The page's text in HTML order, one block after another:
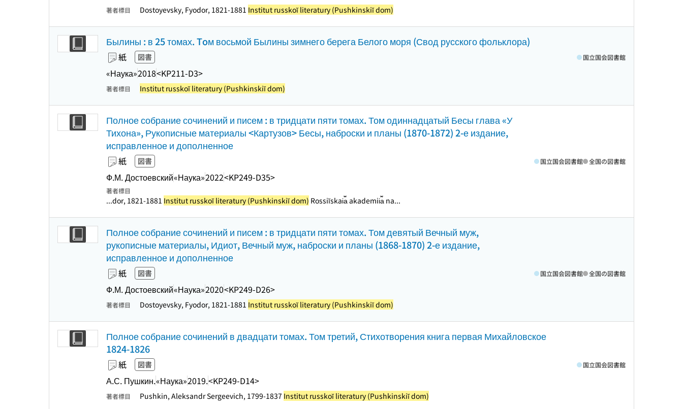
著者標目 Dostoyevsky, Fyodor, 1821-1881 Institut russkoĭ literatury (Pushkinskiĭ dom)
Былины : в 25 томах. Toм восьмой Былины зимнего берега Белого моря (Свод русского фольклора)
紙 図書
«Наука»2018<KP211-D3>
国立国会図書館
著者標目 Institut russkoĭ literatury (Pushkinskiĭ dom)
Полное собрание сочинений и писем : в тридцати пяти томах. Том одиннадцатый Бесы глава «У
Тихона», Рукописные материалы <Картузов> Бесы, наброски и планы (1870-1872) 2-е издание,
исправленное и дополненное
紙 図書
Ф.М. Достоевский«Наука»2022<KP249-D35>
国立国会図書館 全国の図書館
著者標目
...dor, 1821-1881 Institut russkoĭ literatury (Pushkinskiĭ dom) Rossiĭskai︠a︡ akademii︠a︡ na...
Полное собрание сочинений и писем : в тридцати пяти томах. Том девятый Вечный муж,
рукописные материалы, Идиот, Вечный муж, наброски и планы (1868-1870) 2-е издание,
исправленное и дополненное
紙 図書
Ф.М. Достоевский«Наука»2020<KP249-D26>
国立国会図書館 全国の図書館
著者標目 Dostoyevsky, Fyodor, 1821-1881 Institut russkoĭ literatury (Pushkinskiĭ dom)
Полное собрание сочинений в двадцати томах. Том третий, Стихотворения книга первая Михайловское
1824-1826
紙 図書
А.С. Пушкин.«Наука»2019.<KP249-D14>
国立国会図書館
著者標目 Pushkin, Aleksandr Sergeevich, 1799-1837 Institut russkoĭ literatury (Pushkinskiĭ dom)